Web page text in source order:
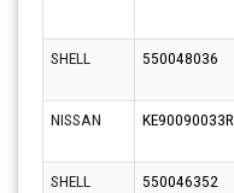
SHELL 550048036
NISSAN
KE90090033R
SHELL
550046352